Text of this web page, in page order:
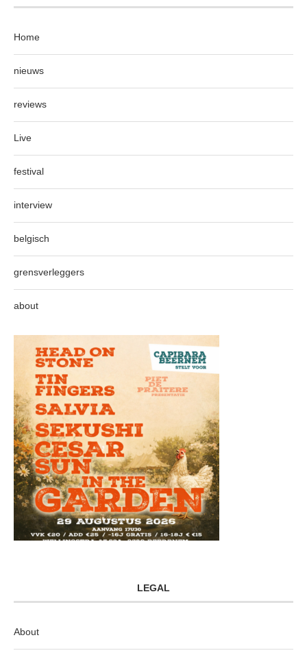
Home
nieuws
reviews
Live
festival
interview
belgisch
grensverleggers
about
LEGAL
About